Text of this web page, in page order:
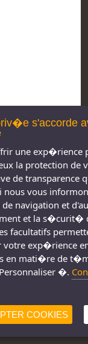
joindre
d'utilisation
de sécurité
s'accorde
une exp�rience
la protection de
de
vous
navigation et
et la s�curit�
facultatifs
exp�rience
mati�re de
�.
COOKIES